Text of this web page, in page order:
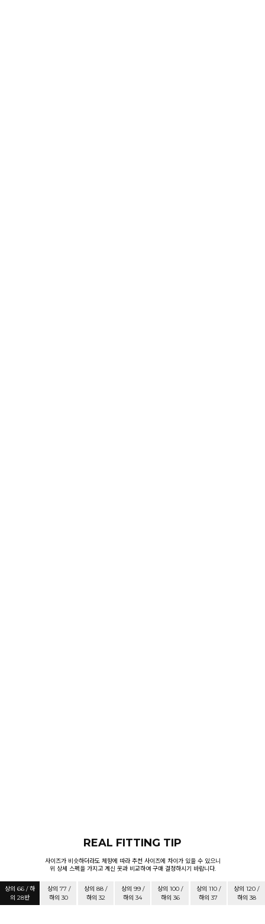
REAL FITTING TIP
사이즈가 비슷하더라도 체향에 따라 추천 사이즈에 차이가 있을 수 있으니
위 상세 스펙을 가지고 계신 옷과 비교하여 구매 결정하시기 바랍니다.
상의 66 / 하
의 28반
상의 77 /
하의 30
상의 88 /
하의 32
상의 99 /
하의 34
상의 100 /
하의 36
상의 110 /
하의 37
상의 120 /
하의 38